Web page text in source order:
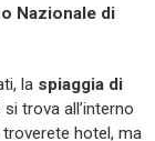
Nazionale di
la spiaggia di
trova all’interno
troverete hotel, ma